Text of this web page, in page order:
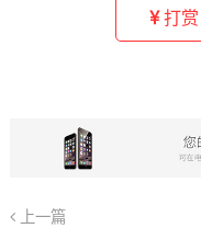
打赏
上一篇